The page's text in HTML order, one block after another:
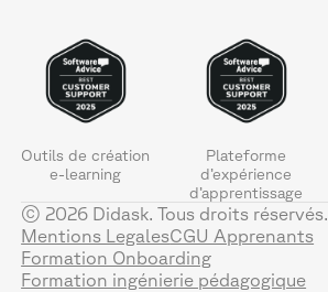
Outils de création
e-learning
Plateforme
d’expérience
d’apprentissage
© 2026 Didask. Tous droits réservés.
Mentions LegalesCGU Apprenants
Formation Onboarding
Formation ingénierie pédagogique